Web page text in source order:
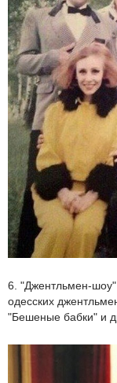
6. "Джентльмен-
одесских
"Бешеные бабки" и